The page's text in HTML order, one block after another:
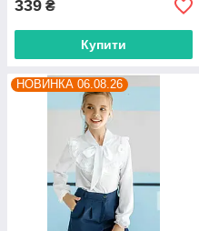
339 ₴
Купити
НОВИНКА 06.08.26